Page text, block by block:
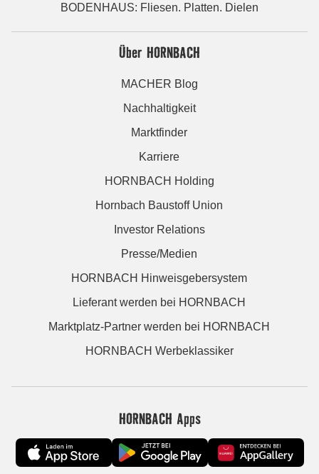
BODENHAUS: Fliesen. Platten. Dielen
Über HORNBACH
MACHER Blog
Nachhaltigkeit
Marktfinder
Karriere
HORNBACH Holding
Hornbach Baustoff Union
Investor Relations
Presse/Medien
HORNBACH Hinweisgebersystem
Lieferant werden bei HORNBACH
Marktplatz-Partner werden bei HORNBACH
HORNBACH Werbeklassiker
HORNBACH Apps